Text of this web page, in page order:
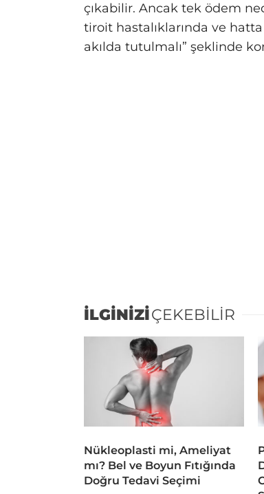
çıkabilir. Ancak tek ödem
tiroit hastalıklarında ve
akılda tutulmalı” şeklinde
İLGİNİZİÇEKEBİLİR
Nükleoplasti mi, Ameliyat
mı? Bel ve Boyun Fıtığında
Doğru Tedavi Seçimi